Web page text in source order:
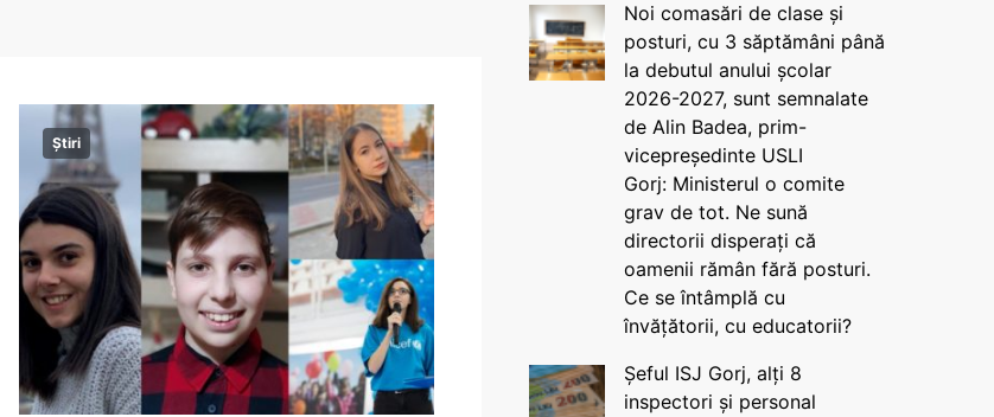
Știri
Noi comasări de clase și
posturi, cu 3 săptămâni până
la debutul anului școlar
2026-2027, sunt semnalate
de Alin Badea, prim-
vicepreședinte USLI
Gorj: Ministerul o comite
grav de tot. Ne sună
directorii disperați că
oamenii rămân fără posturi.
Ce se întâmplă cu
învățătorii, cu educatorii?
Șeful ISJ Gorj, alți 8
inspectori și personal